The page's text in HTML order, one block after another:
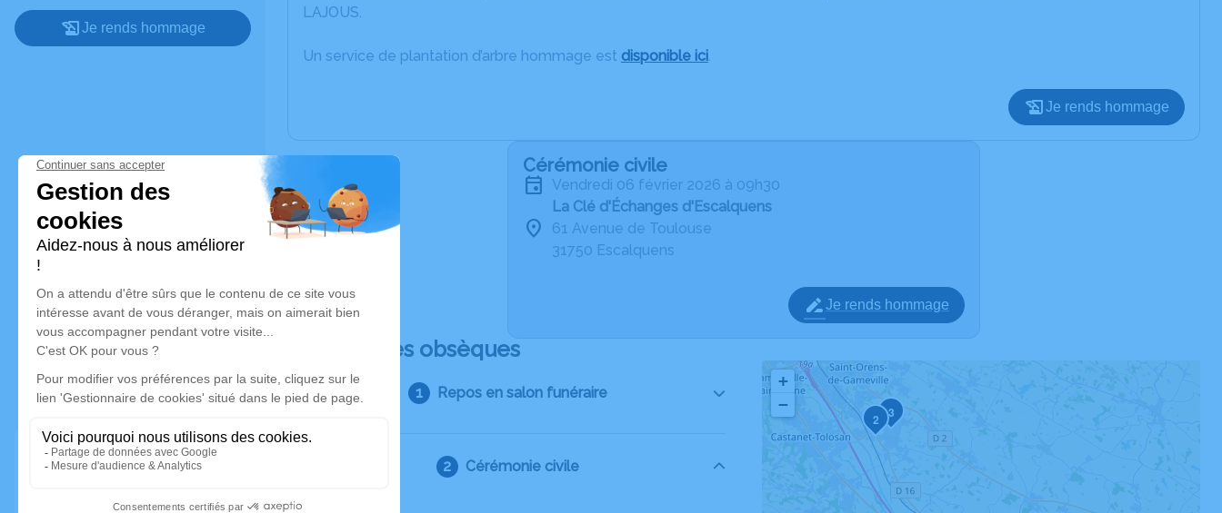
Je rends hommage
LAJOUS.
Un service de plantation d’arbre hommage est disponible ici.
Je rends hommage
Cérémonie civile
vendredi 06 février 2026 à 09h30
La Clé d'Échanges d'Escalquens
61 Avenue de Toulouse
31750 Escalquens
Je rends hommage
Déroulé des obsèques
Repos en salon funéraire
Cérémonie civile
2 3
+
−